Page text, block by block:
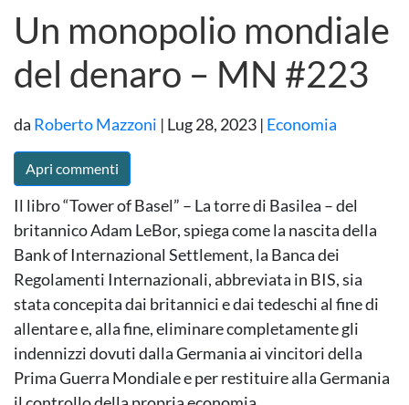
Un monopolio mondiale
del denaro – MN #223
da Roberto Mazzoni | Lug 28, 2023 | Economia
Apri commenti
Il libro “Tower of Basel” – La torre di Basilea – del
britannico Adam LeBor, spiega come la nascita della
Bank of Internazional Settlement, la Banca dei
Regolamenti Internazionali, abbreviata in BIS, sia
stata concepita dai britannici e dai tedeschi al fine di
allentare e, alla fine, eliminare completamente gli
indennizzi dovuti dalla Germania ai vincitori della
Prima Guerra Mondiale e per restituire alla Germania